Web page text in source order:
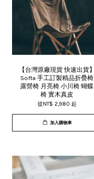
【台灣原廠現貨 快速出貨】
Softa 手工訂製精品折疊椅
露營椅 月亮椅 小川椅 蝴蝶
椅 實木真皮
從NT$ 2,980 起
加入購物車